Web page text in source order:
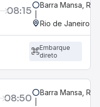
08:15 Barra Mansa, RJ
Rio de Janeiro,
Embarque
direto
08:50 Barra Mansa, RJ